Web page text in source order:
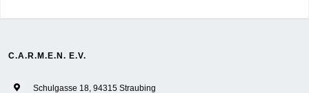
C.A.R.M.E.N. E.V.
Schulgasse 18, 94315 Straubing